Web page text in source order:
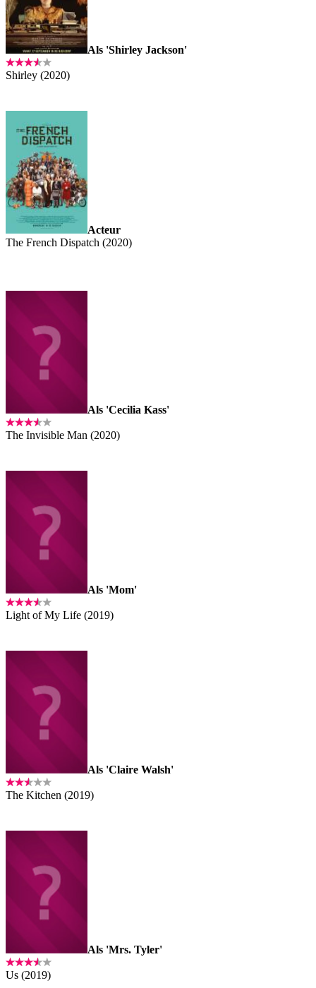
Als 'Shirley Jackson'
Shirley (2020)
Acteur
The French Dispatch (2020)
Als 'Cecilia Kass'
The Invisible Man (2020)
Als 'Mom'
Light of My Life (2019)
Als 'Claire Walsh'
The Kitchen (2019)
Als 'Mrs. Tyler'
Us (2019)